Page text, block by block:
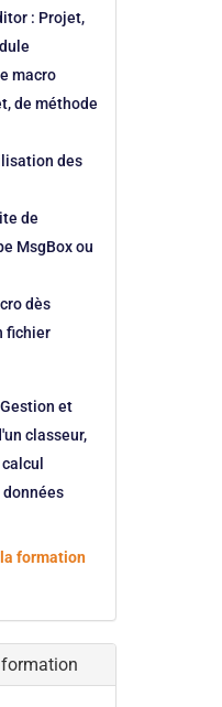
: Projet,
macro
de méthode
des
de
MsgBox ou
dès
fichier
et
classeur,
formation